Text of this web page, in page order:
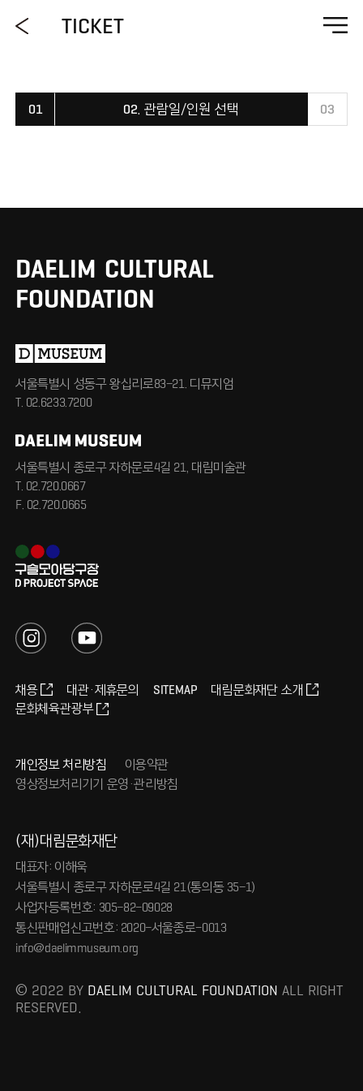
TICKET
01 02 . 관람일/인원 선택 03
DAELIM CULTURAL
FOUNDATION
서울특별시 성동구 왕십리로83-21. 디뮤지엄
T. 02.6233.7200
서울특별시 종로구 자하문로4길 21, 대림미술관
T. 02.720.0667
F. 02.720.0665
채용 대관·제휴문의 SITEMAP
대림문화재단 소개
문화체육관광부
개인정보 처리방침
이용약관
영상정보처리기기 운영·관리방침
(재)대림문화재단
대표자: 이해욱
서울특별시 종로구 자하문로4길 21(통의동 35-1)
사업자등록번호: 305-82-09028
통신판매업신고번호: 2020-서울종로-0013
info@daelimmuseum.org
© 2022 BY DAELIM CULTURAL FOUNDATION ALL RIGHT
RESERVED.